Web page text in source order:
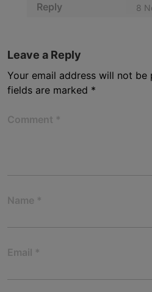
8
Reply
Leave a Reply
Your email address will not be
fields are marked *
Comment *
Name *
Email *